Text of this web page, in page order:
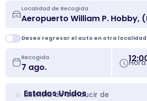
Localidad de Recogida
Deseo regresar el auto en otra localidad
Recogida
Hora
Licencia de Conducir de
Estados Unidos